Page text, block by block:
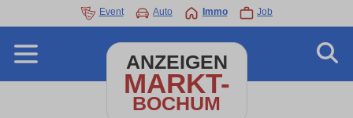
Event Auto Immo Job
ANZEIGEN
MARKT-
BOCHUM